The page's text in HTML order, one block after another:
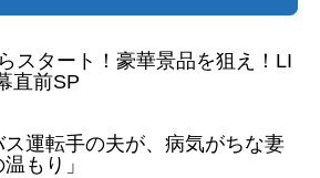
スタート！豪華景品を狙え！LI
直前SP
ス運転手の夫が、病気がちな妻
もり」